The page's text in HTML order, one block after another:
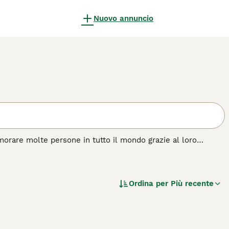
Nuovo annuncio
molte persone in tutto il mondo grazie al loro
Ordina per Più recente